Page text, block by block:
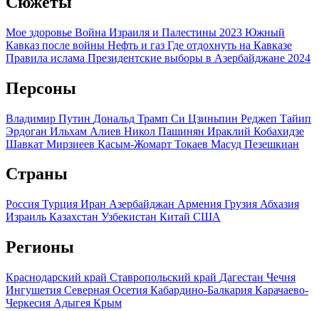
Мое здоровье Война Израиля и Палестины 2023 Южный
Кавказ после войны Нефть и газ Где отдохнуть на Кавказе
Правила ислама Президентские выборы в Азербайджане 2024
Персоны
Владимир Путин Дональд Трамп Си Цзиньпин Реджеп Тайип
Эрдоган Ильхам Алиев Никол Пашинян Ираклий Кобахидзе
Шавкат Мирзиеев Касым-Жомарт Токаев Масуд Пезешкиан
Страны
Россия Турция Иран Азербайджан Армения Грузия Абхазия
Израиль Казахстан Узбекистан Китай США
Регионы
Краснодарский край Ставропольский край Дагестан Чечня
Ингушетия Северная Осетия Кабардино-Балкария Карачаево-
Черкесия Адыгея Крым